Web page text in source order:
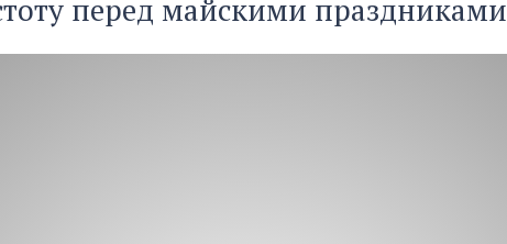
перед майскими праздниками